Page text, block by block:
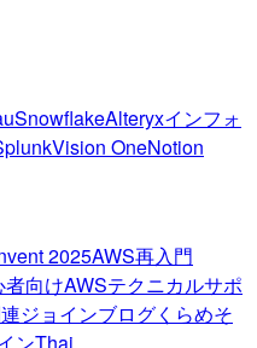
SnowflakeAlteryxインフォ
Vision OneNotion
2025AWS再入門
者向けAWSテクニカルサポ
ジョインブログくらめそ